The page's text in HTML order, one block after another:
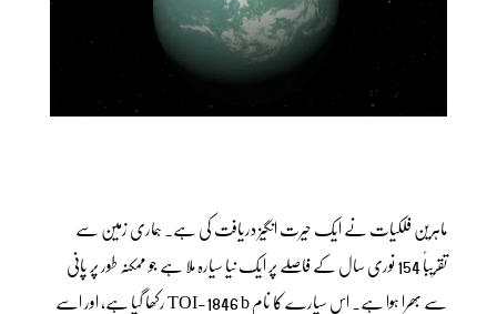
ماہرین فلکیات نے ایک حیرت انگیز دریافت کی ہے۔ ہماری زمین سے
تقریباً 154 نوری سال کے فاصلے پر ایک نیا سیارہ ملا ہے جو ممکنہ طور پر پانی
سے بھرا ہوا ہے۔ اس سیارے کا نام TOI-1846 b رکھا گیا ہے، اور اسے